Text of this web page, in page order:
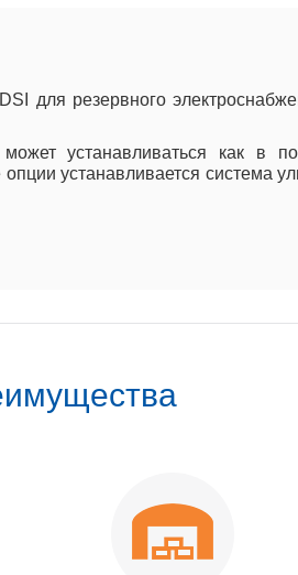
для резервного
устанавливаться как в
устанавливается система